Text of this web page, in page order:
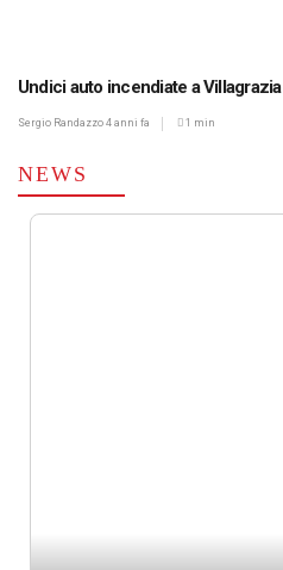
Undici auto incendiate a Villagrazia
Sergio Randazzo 4 anni fa 1 min
NEWS